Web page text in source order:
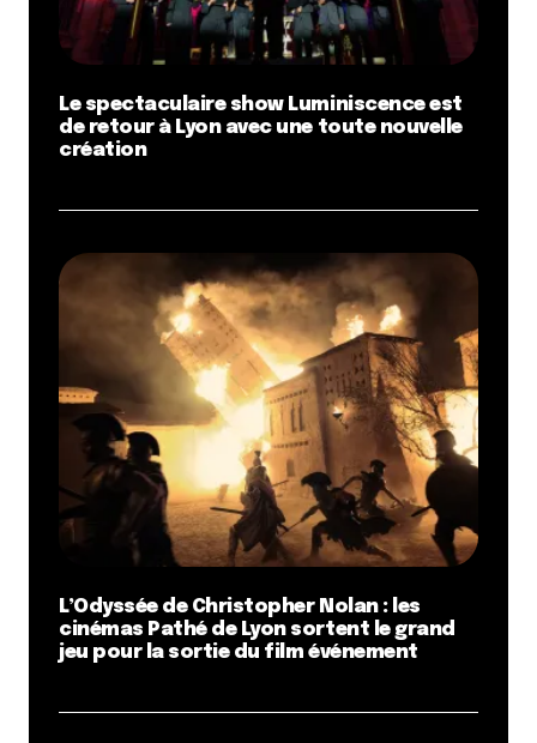
Le spectaculaire show Luminiscence est
de retour à Lyon avec une toute nouvelle
création
L’Odyssée de Christopher Nolan : les
cinémas Pathé de Lyon sortent le grand
jeu pour la sortie du film événement